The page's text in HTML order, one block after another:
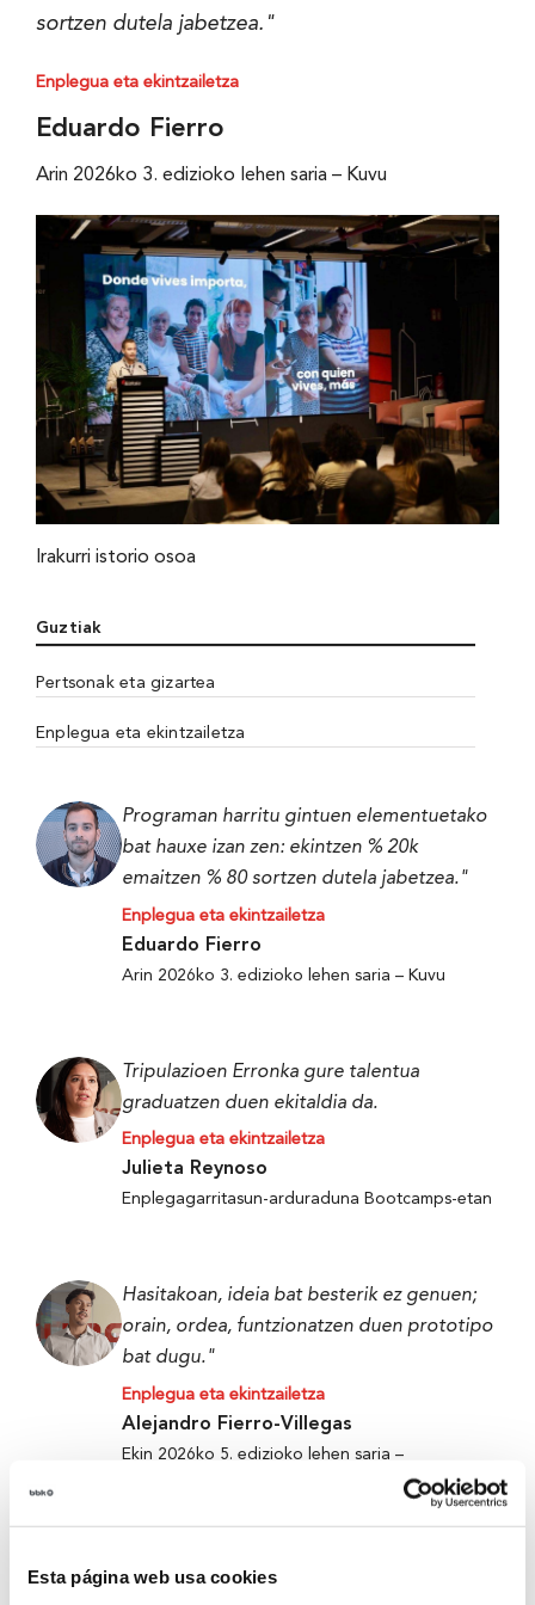
Esta página web usa cookies
sortzen dutela jabetzea."
Enplegua eta ekintzailetza
Eduardo Fierro
Arin 2026ko 3. edizioko lehen saria – Kuvu
Irakurri istorio osoa
Guztiak
Pertsonak eta gizartea
Enplegua eta ekintzailetza
Programan harritu gintuen elementuetako
bat hauxe izan zen: ekintzen % 20k
emaitzen % 80 sortzen dutela jabetzea."
Enplegua eta ekintzailetza
Eduardo Fierro
Arin 2026ko 3. edizioko lehen saria – Kuvu
Tripulazioen Erronka gure talentua
graduatzen duen ekitaldia da.
Enplegua eta ekintzailetza
Julieta Reynoso
Enplegagarritasun-arduraduna Bootcamps-etan
Hasitakoan, ideia bat besterik ez genuen;
orain, ordea, funtzionatzen duen prototipo
bat dugu."
Enplegua eta ekintzailetza
Alejandro Fierro-Villegas
Ekin 2026ko 5. edizioko lehen saria –
Tripulazioen Erronka gure talentua